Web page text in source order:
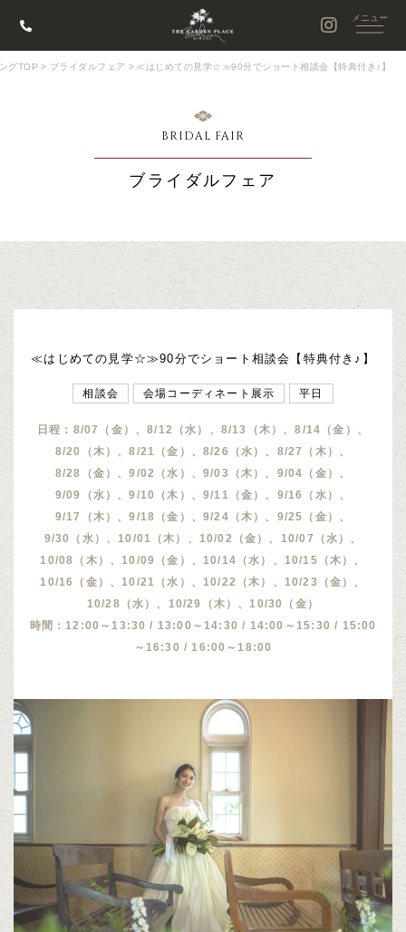
グTOP > ブライダルフェア > ≪はじめての見学☆≫90分でショート相談会【特典付き♪】
BRIDAL FAIR
ブライダルフェア
≪はじめての見学☆≫90分でショート相談会【特典付き♪】
相談会 会場コーディネート展示 平日
日程：8/07（金）、8/12（水）、8/13（木）、8/14（金）、
8/20（木）、8/21（金）、8/26（水）、8/27（木）、
8/28（金）、9/02（水）、9/03（木）、9/04（金）、
9/09（水）、9/10（木）、9/11（金）、9/16（水）、
9/17（木）、9/18（金）、9/24（木）、9/25（金）、
9/30（水）、10/01（木）、10/02（金）、10/07（水）、
10/08（木）、10/09（金）、10/14（水）、10/15（木）、
10/16（金）、10/21（水）、10/22（木）、10/23（金）、
10/28（水）、10/29（木）、10/30（金）
時間：12:00～13:30 / 13:00～14:30 / 14:00～15:30 / 15:00
～16:30 / 16:00～18:00